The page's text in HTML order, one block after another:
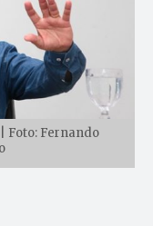
Foto: Fernando